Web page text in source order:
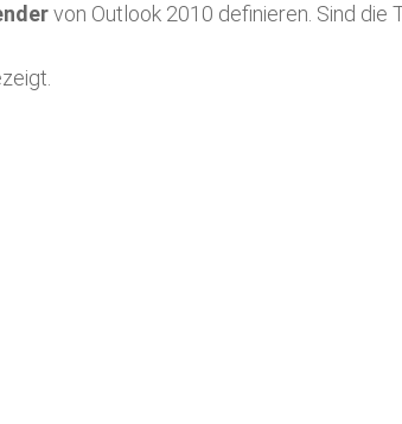
von Outlook 2010 definieren. Sind die